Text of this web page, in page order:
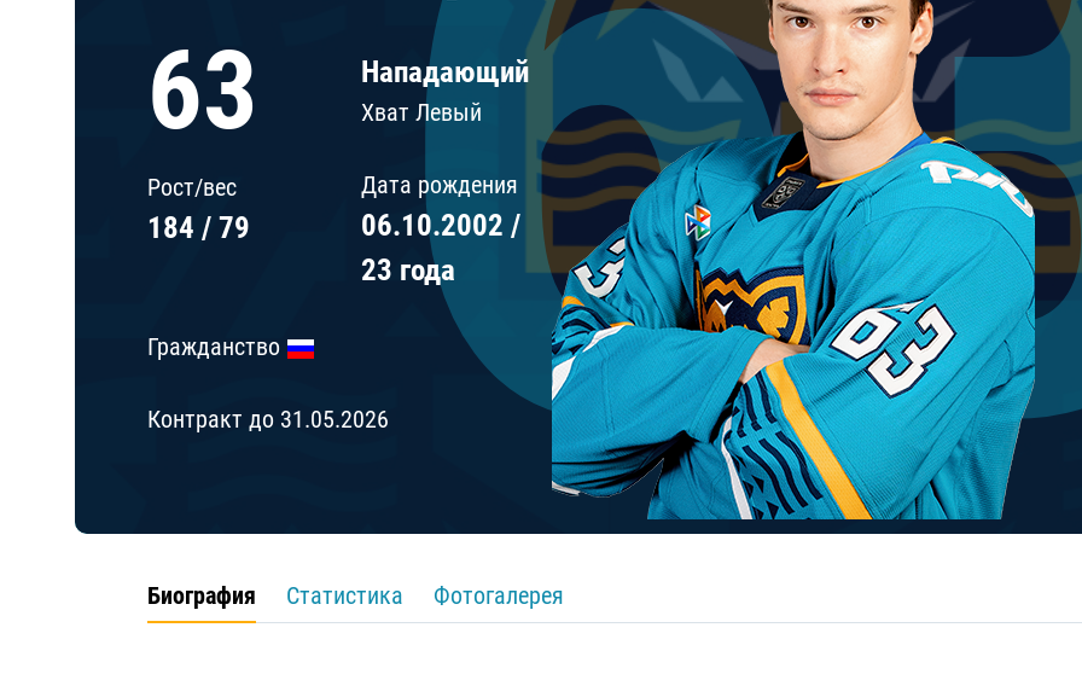
Амур
Барыс
Салават Юлаев
Сибирь
63
Рост/вес
184 / 79
Нападающий
Хват Левый
Дата рождения
06.10.2002 /
23 года
Гражданство
Контракт до 31.05.2026
Биография Статистика Фотогалерея